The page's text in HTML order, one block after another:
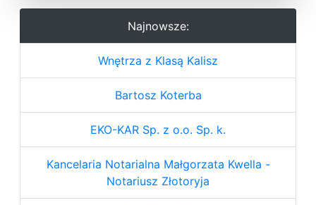
Najnowsze:
Wnętrza z Klasą Kalisz
Bartosz Koterba
EKO-KAR Sp. z o.o. Sp. k.
Kancelaria Notarialna Małgorzata Kwella -
Notariusz Złotoryja